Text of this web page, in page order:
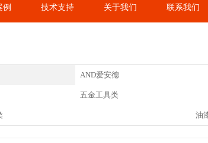
例 技术支持 关于我们 联系我们
AND爱安德
五金工具类
油